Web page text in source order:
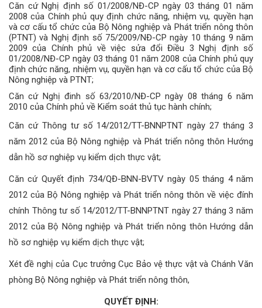
Căn cứ Nghị định số 01/2008/NĐ-CP ngày 03 tháng 01 năm
2008 của Chính phủ quy định chức năng, nhiệm vụ, quyền hạn
và cơ cấu tổ chức của Bộ Nông nghiệp và Phát triển nông thôn
(PTNT) và Nghị định số 75/2009/NĐ-CP ngày 10 tháng 9 năm
2009 của Chính phủ về việc sửa đổi Điều 3 Nghị định số
01/2008/NĐ-CP ngày 03 tháng 01 năm 2008 của Chính phủ quy
định chức năng, nhiệm vụ, quyền hạn và cơ cấu tổ chức của Bộ
Nông nghiệp và PTNT;
Căn cứ Nghị đinh số 63/2010/NĐ-CP ngày 08 tháng 6 năm
2010 của Chính phủ về Kiểm soát thủ tục hành chính;
Căn cứ Thông tư số 14/2012/TT-BNNPTNT ngày 27 tháng 3
năm 2012 của Bộ Nông nghiệp và Phát triển nông thôn Hướng
dẫn hồ sơ nghiệp vụ kiểm dịch thực vật;
Căn cứ Quyết định 734/QĐ-BNN-BVTV ngày 05 tháng 4 năm
2012 của Bộ Nông nghiệp và Phát triển nông thôn về việc đính
chính Thông tư số 14/2012/TT-BNNPTNT ngày 27 tháng 3 năm
2012 của Bộ Nông nghiệp và Phát triển nông thôn Hướng dẫn
hồ sơ nghiệp vụ kiểm dịch thực vật;
Xét đề nghị của Cục trưởng Cục Bảo vệ thực vật và Chánh Văn
phòng Bộ Nông nghiệp và Phát triển nông thôn,
QUYẾT ĐỊNH: